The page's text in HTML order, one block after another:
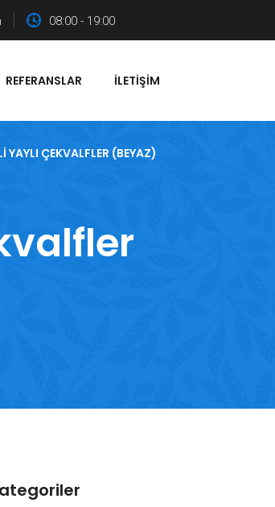
08:00 - 19:00
REFERANSLAR İLETIŞIM
YAYLI ÇEKVALFLER (BEYAZ)